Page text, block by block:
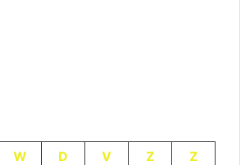
W D V Z
Z